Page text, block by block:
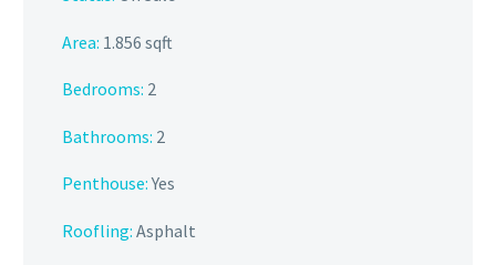
Area: 1.856 sqft
Bedrooms: 2
Bathrooms: 2
Penthouse:Yes
Roofling: Asphalt